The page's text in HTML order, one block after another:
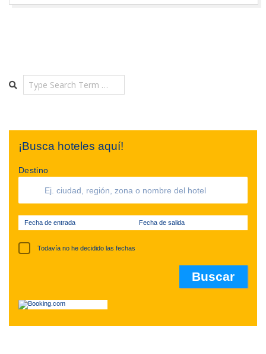
Search
¡Busca hoteles aquí!
Destino
Fecha de entrada Fecha de salida
Todavía no he decidido las fechas